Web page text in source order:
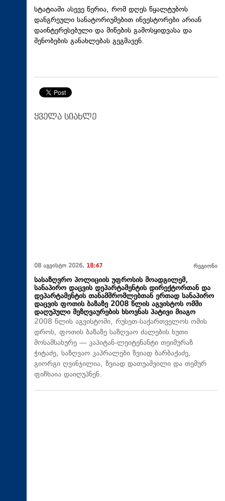
სტატიაში ასევე წერია, რომ დღეს წყალტუბოს
დანგრეული სანატორიუმებით ინვესტორები არიან
დაინტერესებული და მიწების გამოსყიდვასა და
შენობების განახლებას გეგმავენ.
ყველა სიახლე
08 აგვისტო 2026, 18:47 რეგიონი
სასაზღვრო პოლიციის უფროსის მოადგილემ,
სანაპირო დაცვის დეპარტამენტის დირექტორთან და
დეპარტამენტის თანამშრომლებთან ერთად სანაპირო
დაცვის ფოთის ბაზაზე 2008 წლის აგვისტოს ომში
დაღუპული მეზღვაურების ხსოვნას პატივი მიაგო
2008 წლის აგვისტოში, რუსეთ-საქართველოს ომის
დროს, ფოთის ბაზაზე საზღვაო ძალების ხუთი
მოსამსახურე — კაპიტან-ლეიტენანტი თეიმურაზ
ჭიტაძე, საზღვაო კაპრალები ზვიად ბარბაქაძე,
გიორგი ღვინჯილია, ზვიად დათუაშვილი და თემურ
ფიჩხაია დაიღუპნენ.